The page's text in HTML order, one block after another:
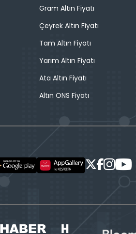
Gram Altın Fiyatı
Çeyrek Altın Fiyatı
Tam Altın Fiyatı
Yarım Altın Fiyatı
Ata Altın Fiyatı
Altın ONS Fiyatı